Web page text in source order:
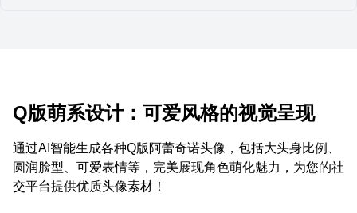
Q版萌系设计：可爱风格的视觉呈现
通过AI智能生成各种Q版阿蕾奇诺头像，包括大头身比例、
圆润脸型、可爱表情等，完美展现角色萌化魅力，为您的社
交平台提供优质头像素材！